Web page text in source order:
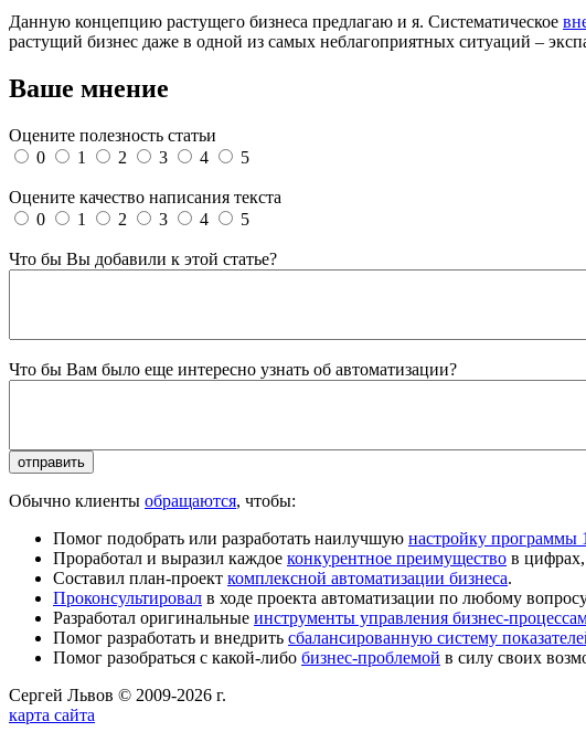
Данную концепцию растущего бизнеса предлагаю и я. Систематическое
растущий бизнес даже в одной из самых неблагоприятных ситуаций –
Ваше мнение
Оцените полезность статьи
0
1 2 3 4 5
Оцените качество написания текста
0
1 2 3 4 5
Что бы Вы добавили к этой статье?
Что бы Вам было еще интересно узнать об автоматизации?
Обычно клиенты обращаются, чтобы:
Помог подобрать или разработать наилучшую настройку программы
Проработал и выразил каждое конкурентное преимущество в
Составил план-проект комплексной автоматизации бизнеса.
Проконсультировал в ходе проекта автоматизации по любому
Разработал оригинальные инструменты управления бизнес-
Помог разработать и внедрить сбалансированную систему
Помог разобраться с какой-либо бизнес-проблемой в силу своих
Сергей Львов © 2009-2026 г.
карта сайта